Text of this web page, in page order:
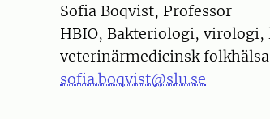
PersonSofia Boqvist, Professor
HBIO, Bakteriologi, virologi,
veterinärmedicinsk folkhälsa
sofia.boqvist@slu.se